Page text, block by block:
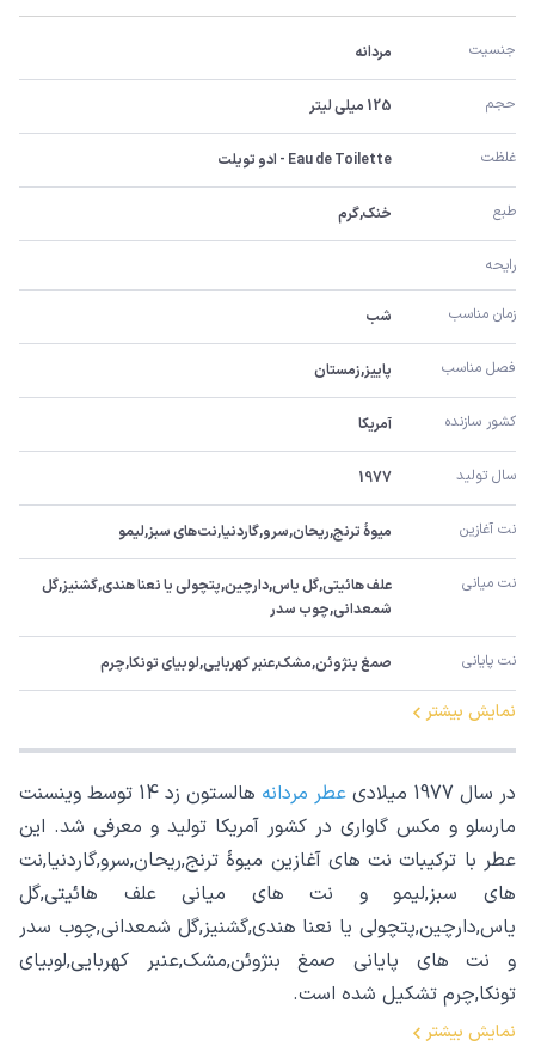
جنسیت مردانه
حجم 125 میلی لیتر
غلظت Eau de Toilette - ادو تویلت
طبع خنک,گرم
رایحه
زمان مناسب شب
فصل مناسب پاییز,زمستان
کشور سازنده آمریکا
سال تولید 1977
نت آغازین میوۀ ترنج,ریحان,سرو,گاردنیا,نت‌های سبز,لیمو
نت میانی
شمعدانی,چوب سدر
نت پایانی صمغ بنژوئن,مشک,عنبر کهربایی,لوبیای تونکا,چرم
نمایش بیشتر
در سال 1977 میلادی عطر مردانه
هالستون زد 14 توسط وینسنت
مارسلو و مکس گاواری در کشور آمریکا تولید و معرفی شد. این
عطر با ترکیبات نت های آغازین میوۀ ترنج,ریحان,سرو,گاردنیا,نت
های سبز,لیمو و نت های میانی علف هائیتی,گل
یاس,دارچین,پتچولی یا نعنا هندی,گشنیز,گل شمعدانی,چوب سدر
و نت های پایانی صمغ بنژوئن,مشک,عنبر کهربایی,لوبیای
تونکا,چرم تشکیل شده است.
نمایش بیشتر